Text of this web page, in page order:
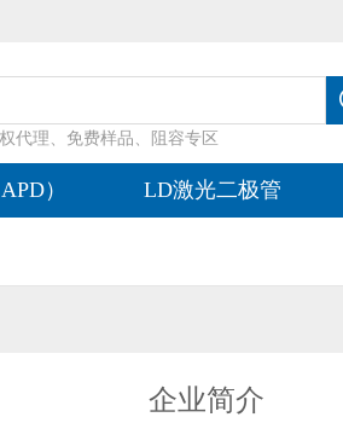
代理、免费样品、阻容专区
） LD激光二极管
企业简介